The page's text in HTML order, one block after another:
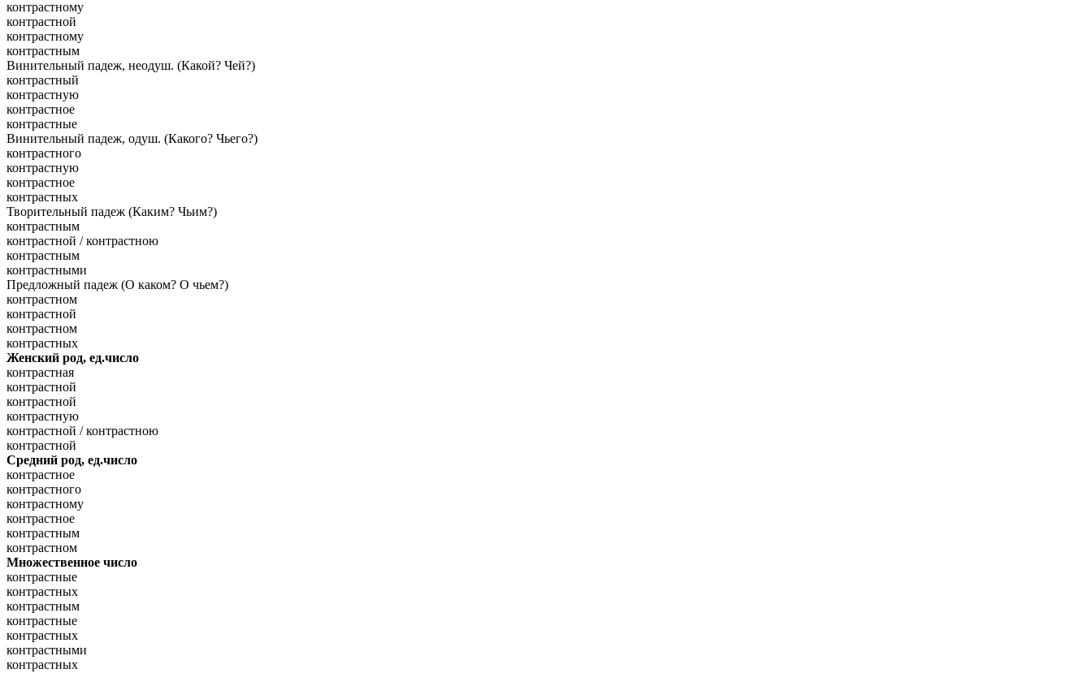
контрастному
контрастной
контрастному
контрастным
Винительный падеж, неодуш. (Какой? Чей?)
контрастный
контрастную
контрастное
контрастные
Винительный падеж, одуш. (Какого? Чьего?)
контрастного
контрастную
контрастное
контрастных
Творительный падеж (Каким? Чьим?)
контрастным
контрастной / контрастною
контрастным
контрастными
Предложный падеж (О каком? О чьем?)
контрастном
контрастной
контрастном
контрастных
Женский род, ед.число
контрастная
контрастной
контрастной
контрастную
контрастной / контрастною
контрастной
Средний род, ед.число
контрастное
контрастного
контрастному
контрастное
контрастным
контрастном
Множественное число
контрастные
контрастных
контрастным
контрастные
контрастных
контрастными
контрастных